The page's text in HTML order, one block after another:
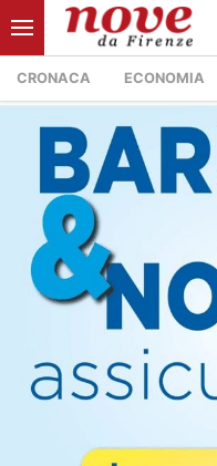
CRONACA ECONOMIA